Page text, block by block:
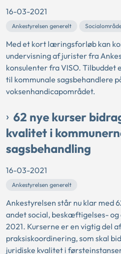
16-03-2021
Ankestyrelsen generelt
Med et kort læringsforløb kan
undervisning af jurister fra
konsulenter fra VISO. Tilbuddet
til kommunale sagsbehandlere
voksenhandicapområdet.
62 nye kurser
kvalitet i
sagsbehandling
16-03-2021
Ankestyrelsen generelt
Ankestyrelsen står nu klar med
andet social, beskæftigelses-
2021. Kurserne er en vigtig del
praksiskoordinering, som skal
juridiske kvalitet i